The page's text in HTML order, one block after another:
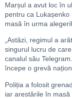
Marșul a avut loc în
pentru ca
masă în urma
„Astăzi, regimul a
singurul lucru de
canalul său
începe o grevă
Poliția a folosit
iar arestările în